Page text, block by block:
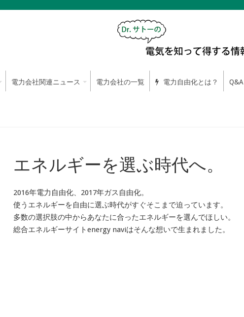
電力会社関連ニュース 電力会社の一覧 電力自由化とは？ Q&A
エネルギーを選ぶ時代へ。
2016年電力自由化、2017年ガス自由化。
使うエネルギーを自由に選ぶ時代がすぐそこまで迫っています。
多数の選択肢の中からあなたに合ったエネルギーを選んでほしい。
総合エネルギーサイトenergy naviはそんな想いで生まれました。